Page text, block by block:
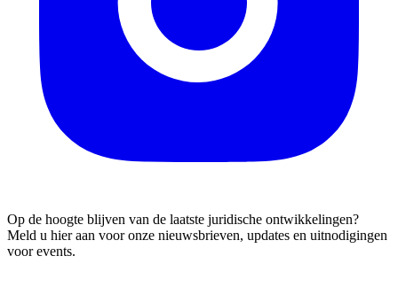
Op de hoogte blijven van de laatste juridische ontwikkelingen?
Meld u hier aan voor onze nieuwsbrieven, updates en uitnodigingen
voor events.